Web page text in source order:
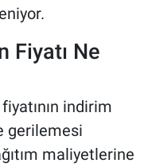
Fiyatı Ne
indirim
gerilemesi
maliyetlerine